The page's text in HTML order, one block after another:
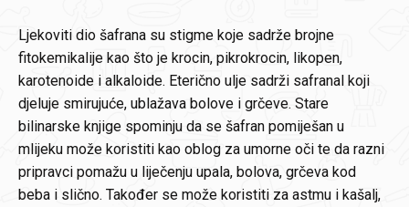
Ljekoviti dio šafrana su stigme koje sadrže brojne
fitokemikalije kao što je krocin, pikrokrocin, likopen,
karotenoide i alkaloide. Eterično ulje sadrži safranal koji
djeluje smirujuće, ublažava bolove i grčeve. Stare
bilinarske knjige spominju da se šafran pomiješan u
mlijeku može koristiti kao oblog za umorne oči te da razni
pripravci pomažu u liječenju upala, bolova, grčeva kod
beba i slično. Također se može koristiti za astmu i kašalj,